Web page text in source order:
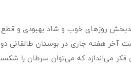
روزهای خوب و شاد بهبودی و قطع
قرار است آخر هفته جاری در بوستان